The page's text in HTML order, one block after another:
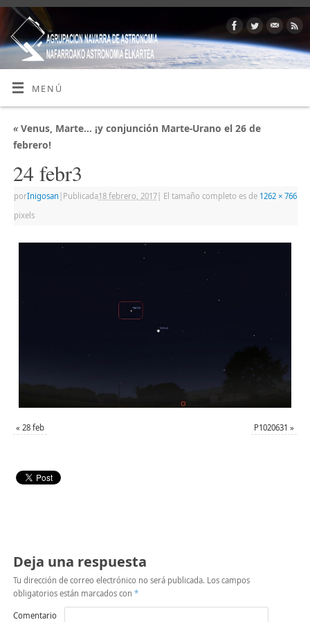
MENÚ
«Venus, Marte… ¡y conjunción Marte-Urano el 26 de
febrero!
24 febr3
porInigosan Publicada18 febrero, 2017| El tamaño completo es de 1262 × 766
pixels
« 28 feb P1020631 »
Deja una respuesta
Tu dirección de correo electrónico no será publicada. Los campos
obligatorios están marcados con *
Comentario